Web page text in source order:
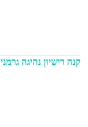
קנה רישיון נהיגה גרמני